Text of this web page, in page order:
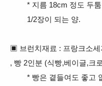
* 지름 18cm 정도 두
1/2장이 되는 양.
▣ 브런치재료 : 프랑크소세
, 빵 2인분 (식빵,베이글,크
* 빵은 곁들여도 좋고